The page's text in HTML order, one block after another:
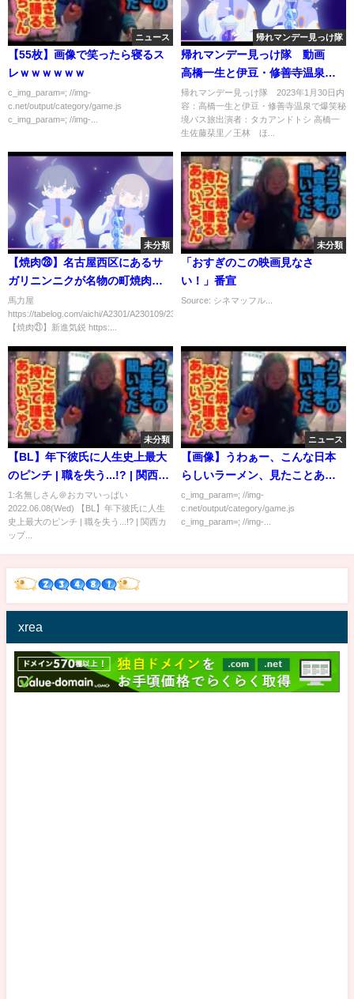
ニュース
【55枚】画像で笑ったら寝るス
レｗｗｗｗｗｗ
c_img_param=; //img-
c.net/output/category/game.js
c_img_param=; //img-...
帰れマンデー見っけ隊
帰れマンデー見っけ隊 動画
高橋一生と伊豆・修善寺温泉で
爆笑秘境バス旅 1月30日
帰れマンデー見っけ隊 2023年1月30日内
容：高橋一生と伊豆・修善寺温泉で爆笑秘
境バス旅出演者：タカアンドトシ 高橋一
生佐藤栞里／王林 ほ...
未分類
【焼肉㉘】名古屋西区にあるサ
ガリニンニクが名物の町焼肉屋
「馬力屋」！モクモクの煙充満
する店内にて炎上するホルモン
と格闘！ 【IKKO'S FILMS】
【品川イッコー】
馬力屋
https://tabelog.com/aichi/A2301/A230109/23000645/
【焼肉㉑】新進気鋭 https:...
未分類
「おすぎのこの映画見なさ
い！」番宣
Source: シネマッフル...
未分類
【BL】年下彼氏に人生史上最大
のピンチ | 職を失う...!? | 関西カ
ップルに大事件発生⚡️| 同性カッ
プル | ゲイカップル
1:名無しさん＠おカマいっぱい
2022.06.08(Wed) 【BL】年下彼氏に人生
史上最大のピンチ | 職を失う...!? | 関西カ
ップ...
ニュース
【画像】うわぁー、こんな日本
らしいラーメン、見たことある
か？
c_img_param=; //img-
c.net/output/category/game.js
c_img_param=; //img-...
xrea